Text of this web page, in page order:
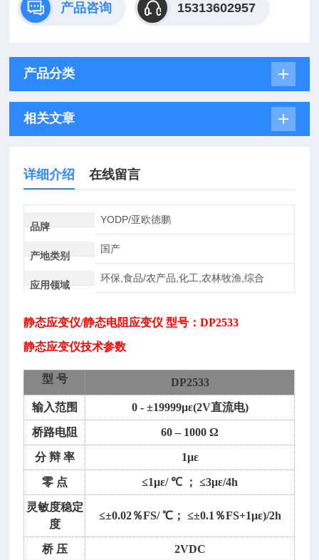
产品咨询 15313602957
产品分类
相关文章
详细介绍 在线留言
品牌
YODP/亚欧德鹏
产地类别
国产
应用领域
环保,食品/农产品,化工,农林牧渔,综合
静态应变仪/静态电阻应变仪 型号：DP2533
静态应变仪技术参数
型 号 DP2533
输入范围 0 - ±19999με(2V直流电)
桥路电阻 60 – 1000 Ω
分 辩 率 1με
零 点 ≤1με/ ℃ ； ≤3με/4h
灵敏度稳定
度
≤±0.02％FS/ ℃； ≤±0.1％FS+1με)/2h
桥 压 2VDC